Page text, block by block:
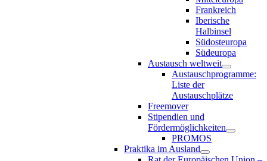
Frankreich
Iberische
Halbinsel
Südosteuropa
Südeuropa
Austausch weltweit
Austauschprogramme:
Liste der
Austauschplätze
Freemover
Stipendien und
Fördermöglichkeiten
PROMOS
Praktika im Ausland